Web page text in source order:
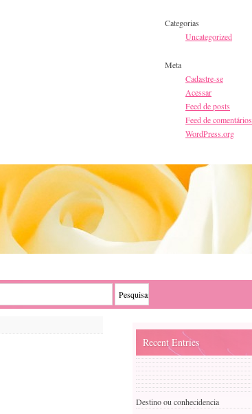
Categorias
Uncategorized
Meta
Cadastre-se
Acessar
Feed de posts
Feed de comentários
WordPress.org
Recent Entries
Destino ou conhecidencia